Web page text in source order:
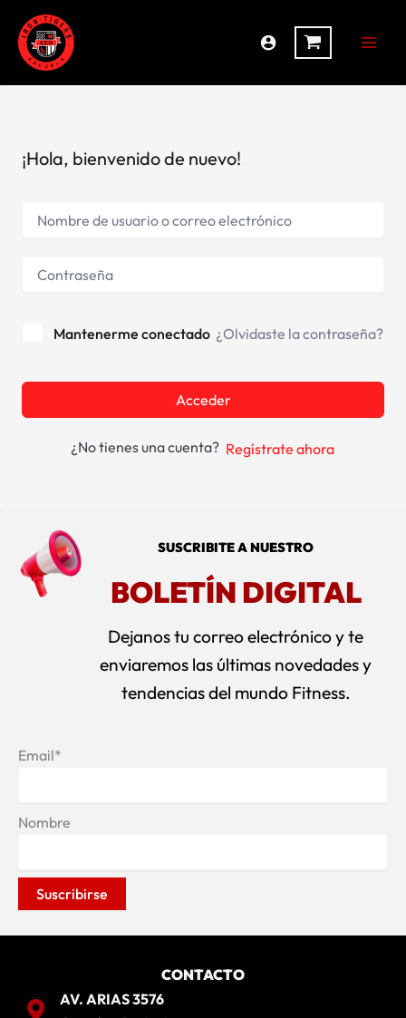
contenido
¡Hola, bienvenido de nuevo!
Alternative:
Mantenerme conectado ¿Olvidaste la contraseña?
Acceder
¿No tienes una cuenta? Regístrate ahora
SUSCRIBITE A NUESTRO
BOLETÍN DIGITAL
Dejanos tu correo electrónico y te
enviaremos las últimas novedades y
tendencias del mundo Fitness.
Email*
Nombre
CONTACTO
AV. ARIAS 3576